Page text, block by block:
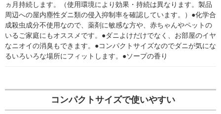
ヵ月持続します。（使用環境により効果・持続は異なります。製品
周辺への屋内塵性ダニ類の侵入抑制率を確認しています。）●化学合
成殺虫成分不使用なので、薬剤に敏感な方や、赤ちゃんやペットの
いるご家庭にもオススメです。●ダニよけだけでなく、お部屋のイヤ
なニオイの消臭もできます。●コンパクトサイズなのでダニが気にな
るいろいろな場所にフィットします。●ソープの香り
コンパクトサイズで使いやすい